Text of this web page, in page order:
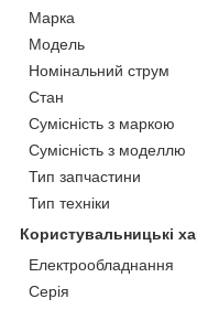
Марка
Модель
Номінальний струм
Стан
Сумісність з маркою
Сумісність з моделлю
Тип запчастини
Тип техніки
Користувальницькі
Електрообладнання
Серія